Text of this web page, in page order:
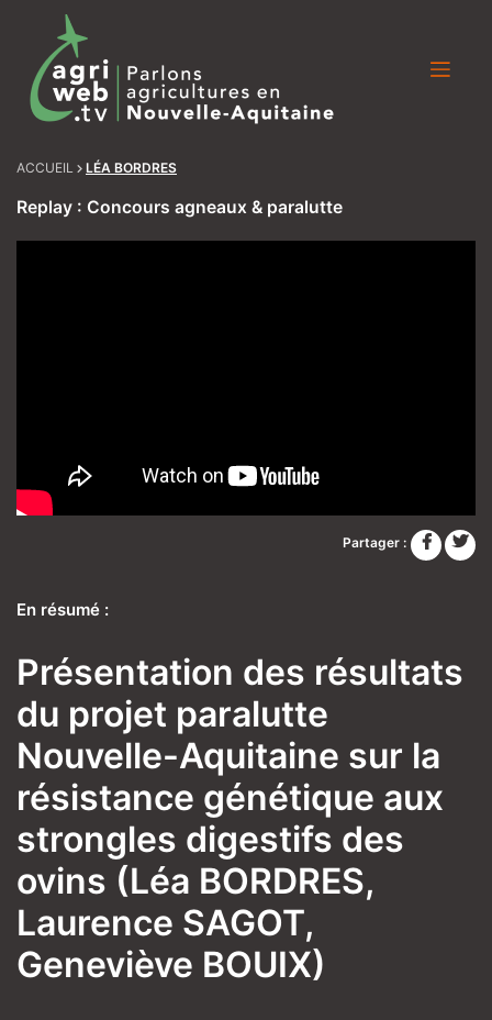
ACCUEIL LÉA BORDRES
Replay : Concours agneaux & paralutte
Partager :
En résumé :
Présentation des résultats
du projet paralutte
Nouvelle-Aquitaine sur la
résistance génétique aux
strongles digestifs des
ovins (Léa BORDRES,
Laurence SAGOT,
Geneviève BOUIX)